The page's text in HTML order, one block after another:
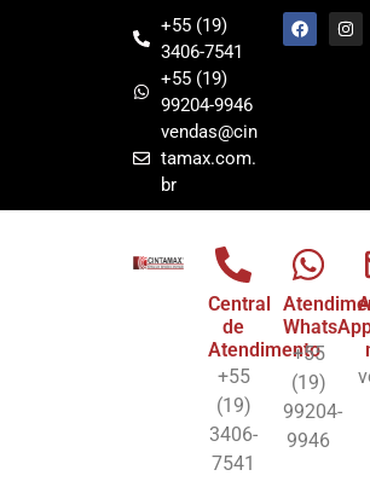
+55 (19)
3406-7541
+55 (19)
99204-9946
vendas@cin
tamax.com.
br
Central
de
Atendimento
+55
(19)
3406-
7541
+55
(19)
99204-
9946